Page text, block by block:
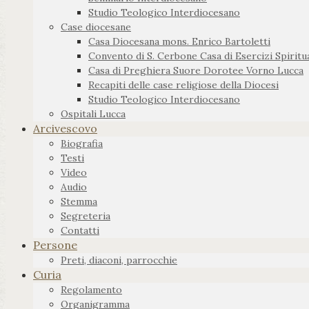
Studio Teologico Interdiocesano
Case diocesane
Casa Diocesana mons. Enrico Bartoletti
Convento di S. Cerbone Casa di Esercizi
Casa di Preghiera Suore Dorotee Vorno Lucca
Recapiti delle case religiose della Diocesi
Studio Teologico Interdiocesano
Ospitali Lucca
Arcivescovo
Biografia
Testi
Video
Audio
Stemma
Segreteria
Contatti
Persone
Preti, diaconi, parrocchie
Curia
Regolamento
Organigramma